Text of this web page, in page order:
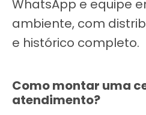
WhatsApp e equipe
ambiente, com
e histórico completo.
Como montar uma
atendimento?